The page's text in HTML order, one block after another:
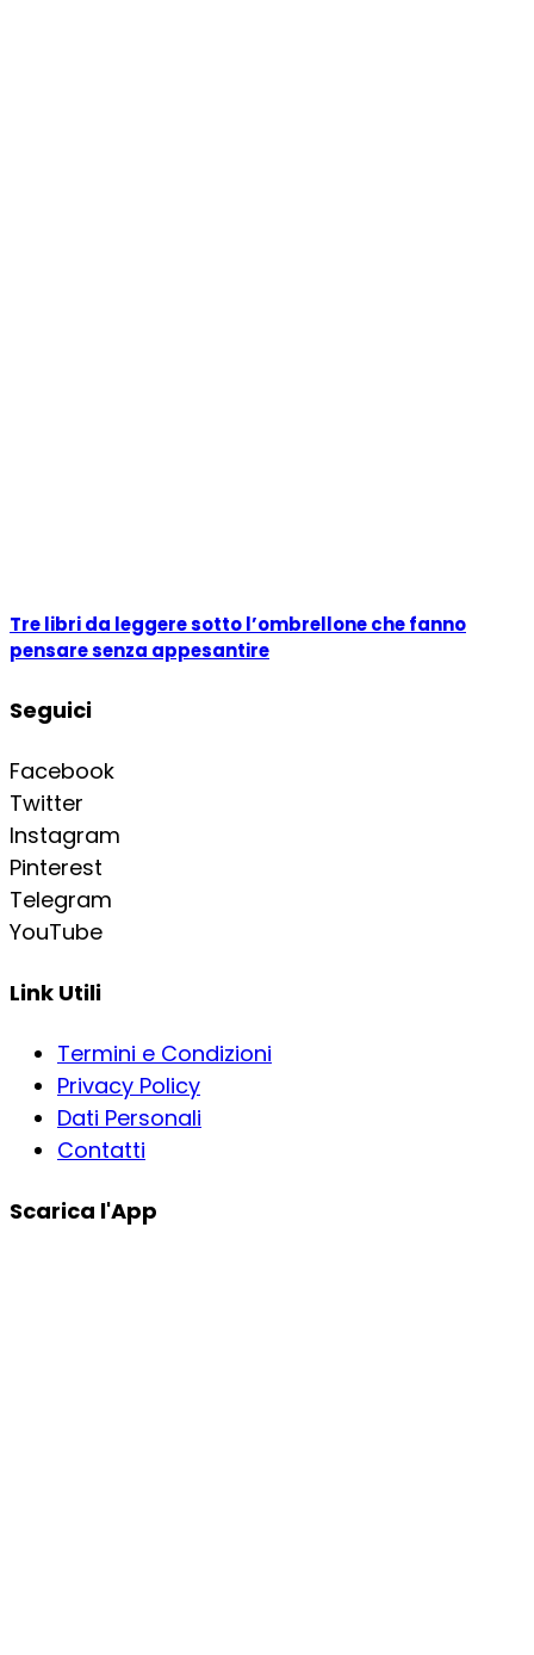
Tre libri da leggere sotto l’ombrellone che fanno
pensare senza appesantire
Seguici
Facebook
Twitter
Instagram
Pinterest
Telegram
YouTube
Link Utili
Termini e Condizioni
Privacy Policy
Dati Personali
Contatti
Scarica l'App